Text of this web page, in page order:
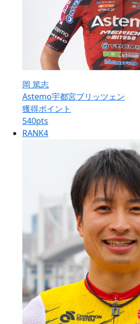
岡 篤志
Astemo宇都宮ブリッツェン
獲得ポイント
540pts
RANK4